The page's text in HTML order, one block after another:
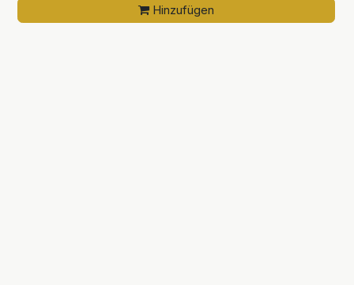
Hinzufügen